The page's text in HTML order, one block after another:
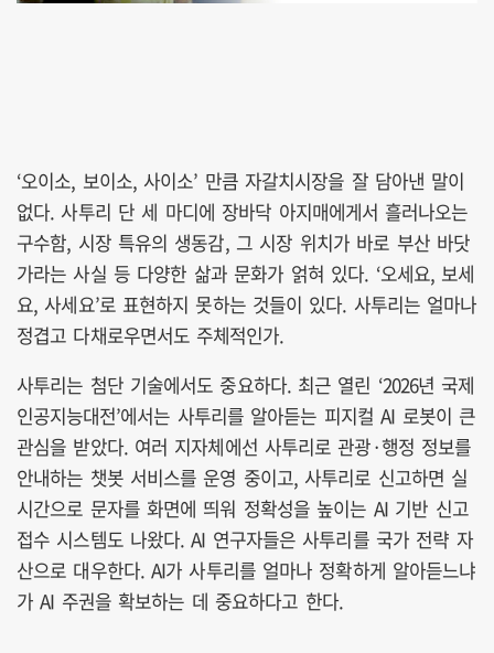
‘오이소, 보이소, 사이소’ 만큼 자갈치시장을 잘 담아낸 말이
없다. 사투리 단 세 마디에 장바닥 아지매에게서 흘러나오는
구수함, 시장 특유의 생동감, 그 시장 위치가 바로 부산 바닷
가라는 사실 등 다양한 삶과 문화가 얽혀 있다. ‘오세요, 보세
요, 사세요’로 표현하지 못하는 것들이 있다. 사투리는 얼마나
정겹고 다채로우면서도 주체적인가.
사투리는 첨단 기술에서도 중요하다. 최근 열린 ‘2026년 국제
인공지능대전’에서는 사투리를 알아듣는 피지컬 AI 로봇이 큰
관심을 받았다. 여러 지자체에선 사투리로 관광·행정 정보를
안내하는 챗봇 서비스를 운영 중이고, 사투리로 신고하면 실
시간으로 문자를 화면에 띄워 정확성을 높이는 AI 기반 신고
접수 시스템도 나왔다. AI 연구자들은 사투리를 국가 전략 자
산으로 대우한다. AI가 사투리를 얼마나 정확하게 알아듣느냐
가 AI 주권을 확보하는 데 중요하다고 한다.